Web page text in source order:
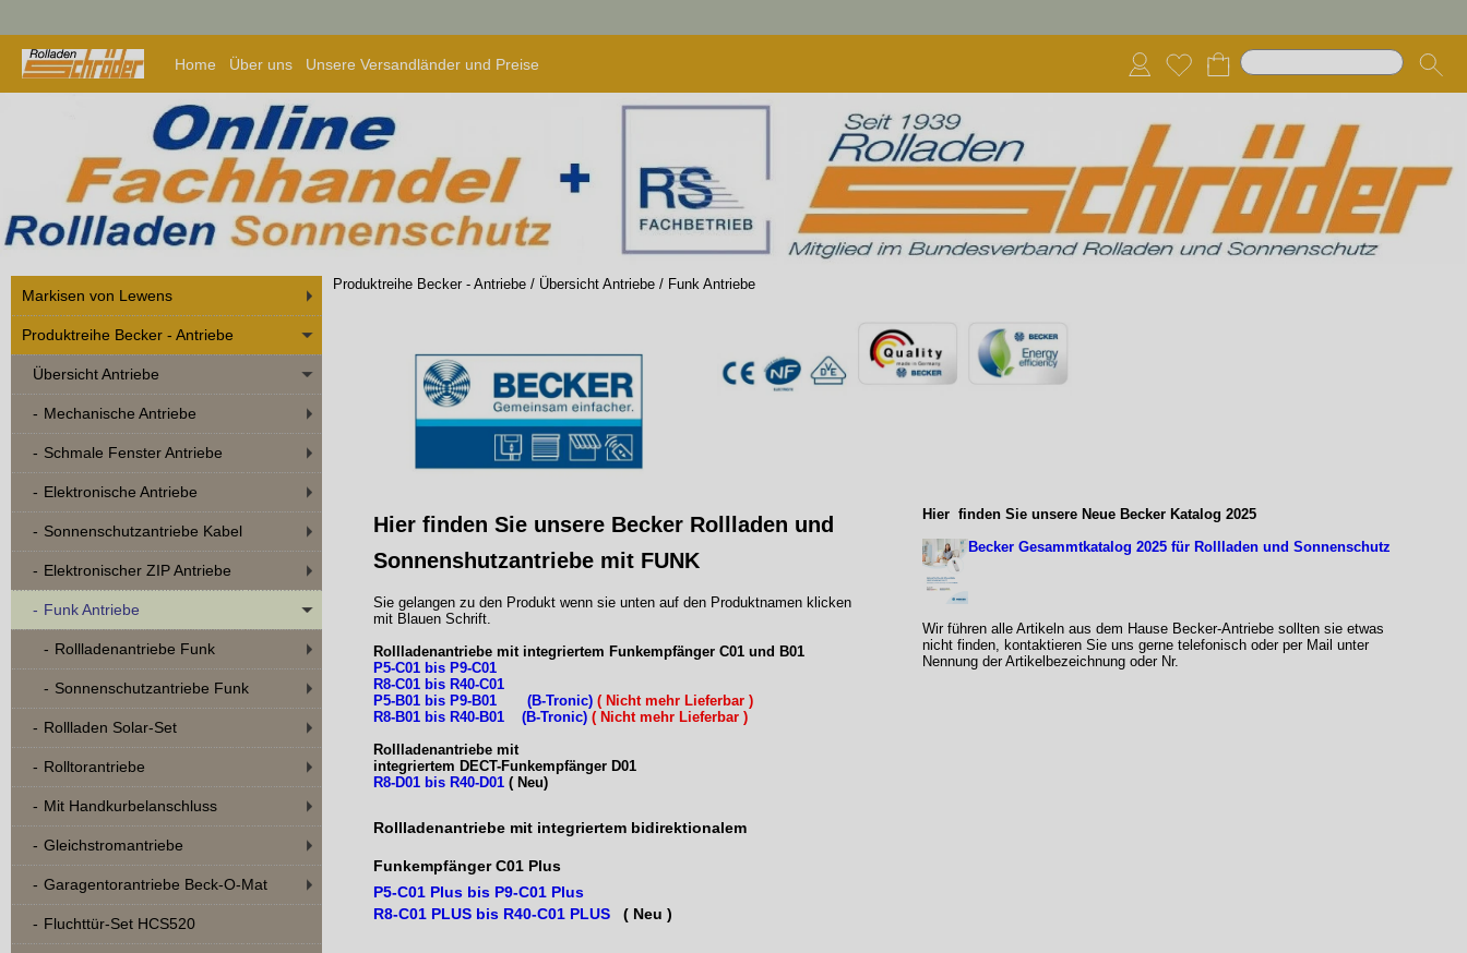
Home Über uns Unsere Versandländer und Preise
Markisen von Lewens
Produktreihe Becker - Antriebe
Übersicht Antriebe
Mechanische Antriebe
Schmale Fenster Antriebe
Elektronische Antriebe
Sonnenschutzantriebe Kabel
Elektronischer ZIP Antriebe
Funk Antriebe
Rollladenantriebe Funk
Sonnenschutzantriebe Funk
Rollladen Solar-Set
Rolltorantriebe
Mit Handkurbelanschluss
Gleichstromantriebe
Garagentorantriebe Beck-O-Mat
Fluchttür-Set HCS520
Produktreihe Becker - Antriebe / Übersicht Antriebe / Funk Antriebe
Hier finden Sie unsere Becker Rollladen und
Sonnenshutzantriebe mit FUNK
Sie gelangen zu den Produkt wenn sie unten auf den Produktnamen klicken
mit Blauen Schrift.
Rollladenantriebe mit integriertem Funkempfänger C01 und B01
P5-C01 bis P9-C01
R8-C01 bis R40-C01
P5-B01 bis P9-B01 (B-Tronic) ( Nicht mehr Lieferbar )
R8-B01 bis R40-B01
(B-Tronic) ( Nicht mehr Lieferbar )
Rollladenantriebe mit
integriertem DECT-Funkempfänger D01
R8-D01 bis R40-D01 ( Neu)
Rollladenantriebe mit integriertem bidirektionalem
Funkempfänger C01 Plus
P5-C01 Plus bis P9-C01 Plus
R8-C01 PLUS bis R40-C01 PLUS
( Neu )
Hier finden Sie unsere Neue Becker Katalog 2025
Becker Gesammtkatalog 2025 für Rollladen und Sonnenschutz
Wir führen alle Artikeln aus dem Hause Becker-Antriebe sollten sie etwas
nicht finden, kontaktieren Sie uns gerne telefonisch oder per Mail unter
Nennung der Artikelbezeichnung oder Nr.